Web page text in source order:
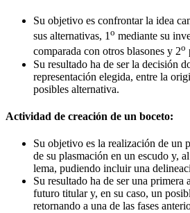
Su objetivo es confrontar la idea
sus alternativas, 1 o mediante su
comparada con otros blasones y 2o
Su resultado ha de ser la decisión
representación elegida, entre la
posibles alternativa.
Actividad de creación de un boceto:
Su objetivo es la realización de un
de su plasmación en un escudo y,
lema, pudiendo incluir una
Su resultado ha de ser una primera
futuro titular y, en su caso, un
retornando a una de las fases